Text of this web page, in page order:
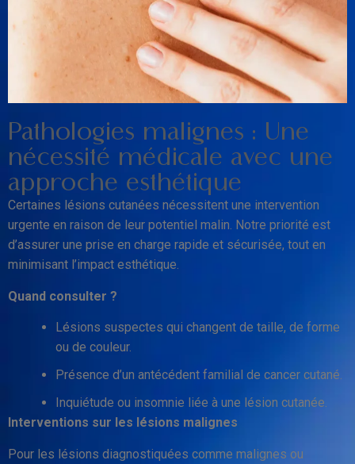
Pathologies malignes : Une
nécessité médicale avec une
approche esthétique
Certaines lésions cutanées nécessitent une intervention
urgente en raison de leur potentiel malin. Notre priorité est
d’assurer une prise en charge rapide et sécurisée, tout en
minimisant l’impact esthétique.
Quand consulter ?
Lésions suspectes qui changent de taille, de forme
ou de couleur.
Présence d’un antécédent familial de cancer cutané.
Inquiétude ou insomnie liée à une lésion cutanée.
Interventions sur les lésions malignes
Pour les lésions diagnostiquées comme malignes ou